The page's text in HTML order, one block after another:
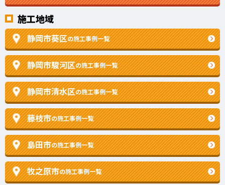
施工地域
静岡市葵区の施工事例一覧
静岡市駿河区の施工事例一覧
静岡市清水区の施工事例一覧
藤枝市の施工事例一覧
島田市の施工事例一覧
牧之原市の施工事例一覧